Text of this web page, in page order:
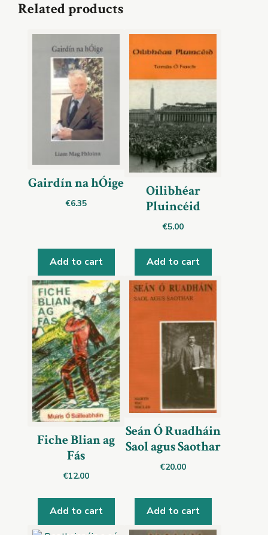
Related products
Gairdín na hÓige
€6.35
Add to cart
Oilibhéar
Pluincéid
€5.00
Add to cart
Fiche Blian ag
Fás
€12.00
Add to cart
Seán Ó Ruadháin
Saol agus Saothar
€20.00
Add to cart